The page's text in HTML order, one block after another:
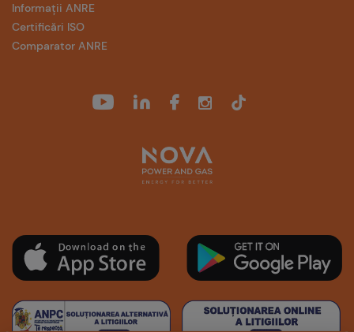
Informații ANRE
Certificări ISO
Comparator ANRE